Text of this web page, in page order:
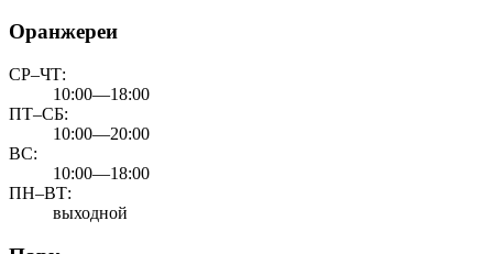
Оранжереи
СР–ЧТ:
10:00—18:00
ПТ–СБ:
10:00—20:00
ВС:
10:00—18:00
ПН–ВТ:
выходной